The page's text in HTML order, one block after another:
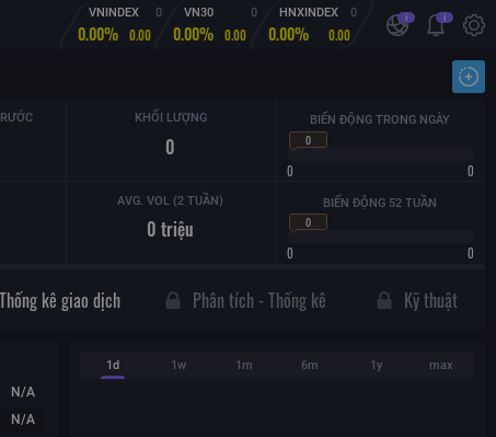
VNINDEX 0
0.00% 0.00
VN30 0
0.00% 0.00
HNXINDEX 0
0.00% 0.00
i i
KHỐI LƯỢNG
0
BIẾN ĐỘNG TRONG NGÀY
0
0 0
AVG. VOL (2 TUẦN)
0 triệu
BIẾN ĐỘNG 52 TUẦN
0
0
0
Thống kê giao dịch Phân tích - Thống kê Kỹ thuật
N/A
N/A
1d 1w 1m 6m 1y max